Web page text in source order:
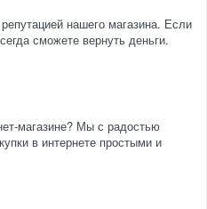
нашего магазина. Если
сможете вернуть деньги.
магазине? Мы с радостью
в интернете простыми и